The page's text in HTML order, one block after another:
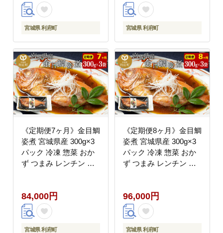
煮物 煮付]
宮城県 利府町
煮物 煮付]
宮城県 利府町
《定期便7ヶ月》金目鯛
姿煮 宮城県産 300g×3
パック 冷凍 惣菜 おか
ず つまみ レンチン 湯
み レンチン 湯煎 簡単
煮物 煮付]
84,000円
宮城県 利府町
《定期便8ヶ月》金目鯛
姿煮 宮城県産 300g×3
パック 冷凍 惣菜 おか
ず つまみ レンチン 湯
み レンチン 湯煎 簡単
煮物 煮付]
96,000円
宮城県 利府町